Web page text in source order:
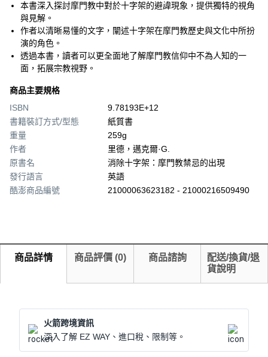
本書深入探討摩門教中對於十字架的避諱現象，提供獨特的視角
與見解。
作者以清晰易懂的文字，闡述十字架在摩門教歷史與文化中所扮
演的角色。
透過本書，讀者可以更全面地了解摩門教信仰中不為人知的一
面，拓展宗教視野。
商品主要規格
ISBN
9.78193E+12
書籍裝訂方式/型態
紙質書
重量
259g
作者
里德，邁克爾·G.
原書名
消除十字架：摩門教禁忌的出現
發行語言
英語
酷澎商品編號
21000063623182 - 21000216509490
商品詳情 商品評價 (0) 商品諮詢
配送/換貨/退
貨說明
火箭跨境資訊
深入了解 EZ WAY、進口稅、限制等。